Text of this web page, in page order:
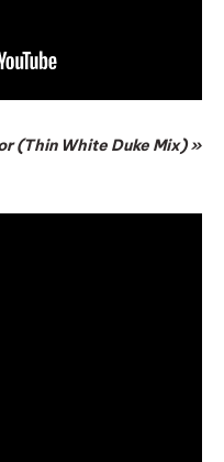
(Thin White Duke Mix) »